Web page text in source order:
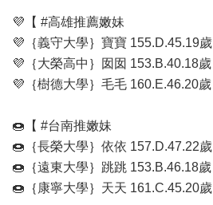
💜【 #高雄推薦嫩妹
💜｛義守大學｝寶寶 155.D.45.19歲
💜｛大榮高中｝囡囡 153.B.40.18歲
💜｛樹德大學｝毛毛 160.E.46.20歲
🍩【 #台南推嫩妹
🍩｛長榮大學｝依依 157.D.47.22歲
🍩｛遠東大學｝跳跳 153.B.46.18歲
🍩｛康寧大學｝天天 161.C.45.20歲